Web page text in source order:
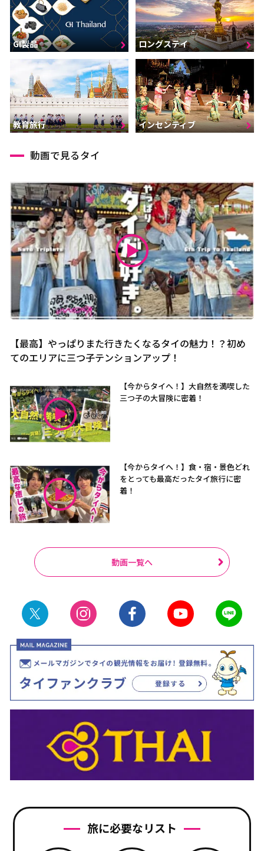
GI製品 ロングステイ
教育旅行 インセンティブ
動画で見るタイ
【最高】やっぱりまた行きたくなるタイの魅力！？初め
てのエリアに三つ子テンションアップ！
【今からタイへ！】大自然を満喫した
三つ子の大冒険に密着！
【今からタイへ！】食・宿・景色どれ
をとっても最高だったタイ旅行に密
着！
動画一覧へ
旅に必要なリスト